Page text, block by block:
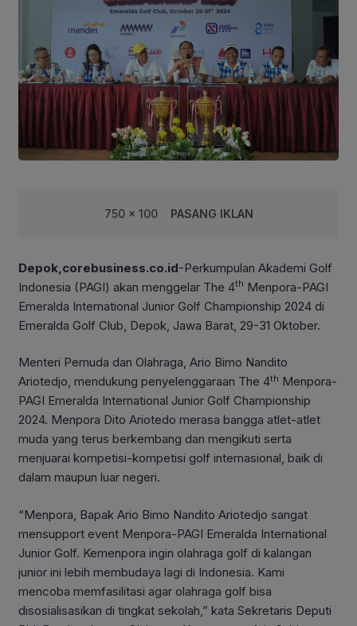
750 x 100 PASANG IKLAN
Depok,corebusiness.co.id-Perkumpulan Akademi Golf
Indonesia (PAGI) akan menggelar The 4th Menpora-PAGI
Emeralda International Junior Golf Championship 2024 di
Emeralda Golf Club, Depok, Jawa Barat, 29-31 Oktober.
Menteri Pemuda dan Olahraga, Ario Bimo Nandito
Ariotedjo, mendukung penyelenggaraan The 4th Menpora-
PAGI Emeralda International Junior Golf Championship
2024. Menpora Dito Ariotedo merasa bangga atlet-atlet
muda yang terus berkembang dan mengikuti serta
menjuarai kompetisi-kompetisi golf internasional, baik di
dalam maupun luar negeri.
“Menpora, Bapak Ario Bimo Nandito Ariotedjo sangat
mensupport event Menpora-PAGI Emeralda International
Junior Golf. Kemenpora ingin olahraga golf di kalangan
junior ini lebih membudaya lagi di Indonesia. Kami
mencoba memfasilitasi agar olahraga golf bisa
disosialisasikan di tingkat sekolah,” kata Sekretaris Deputi